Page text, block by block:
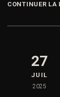
CONTINUER LA
27
JUIL
2025